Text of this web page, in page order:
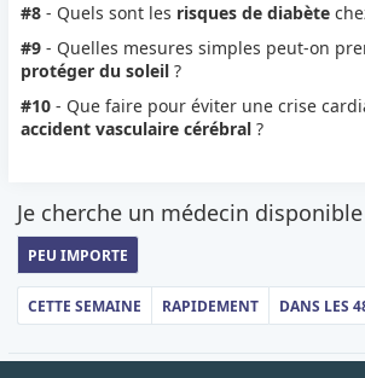
#8 - Quels sont les risques de diabète
#9 - Quelles mesures simples peut-on
protéger du soleil ?
#10 - Que faire pour éviter une crise
accident vasculaire cérébral ?
Je cherche un médecin
PEU IMPORTE
CETTE SEMAINE RAPIDEMENT DANS LES